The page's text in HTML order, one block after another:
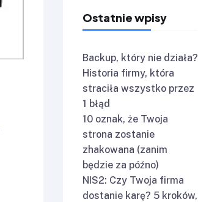
Ostatnie wpisy
Backup, który nie działa?
Historia firmy, która
straciła wszystko przez
1 błąd
10 oznak, że Twoja
strona zostanie
zhakowana (zanim
będzie za późno)
NIS2: Czy Twoja firma
dostanie karę? 5 kroków,